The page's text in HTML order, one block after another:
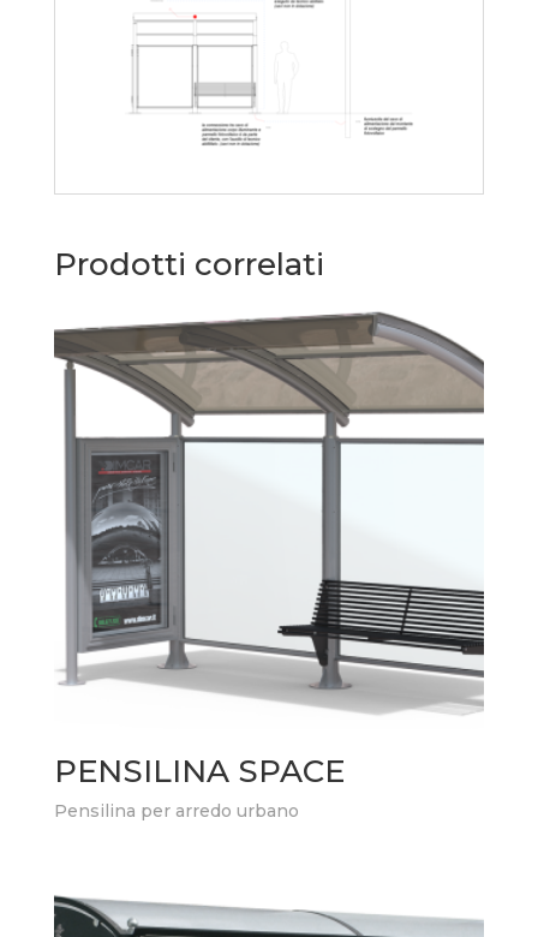
Prodotti correlati
PENSILINA SPACE
Pensilina per arredo urbano